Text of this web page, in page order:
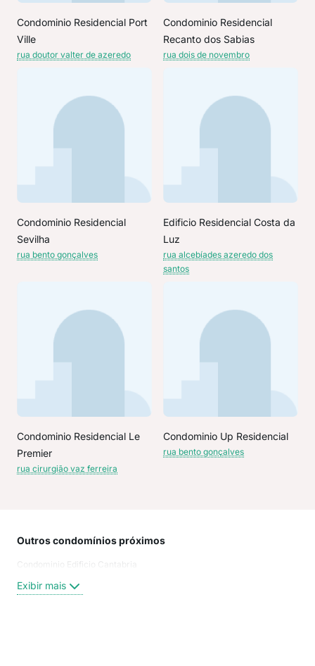
Condominio Residencial Port
Ville
rua doutor valter de azeredo
Condominio Residencial
Recanto dos Sabias
rua dois de novembro
Condominio Residencial
Sevilha
rua bento gonçalves
Edificio Residencial Costa da
Luz
rua alcebíades azeredo dos
santos
Condominio Residencial Le
Premier
rua cirurgião vaz ferreira
Condominio Up Residencial
rua bento gonçalves
Outros condomínios próximos
Condominio Edificio Cantabria
Exibir mais